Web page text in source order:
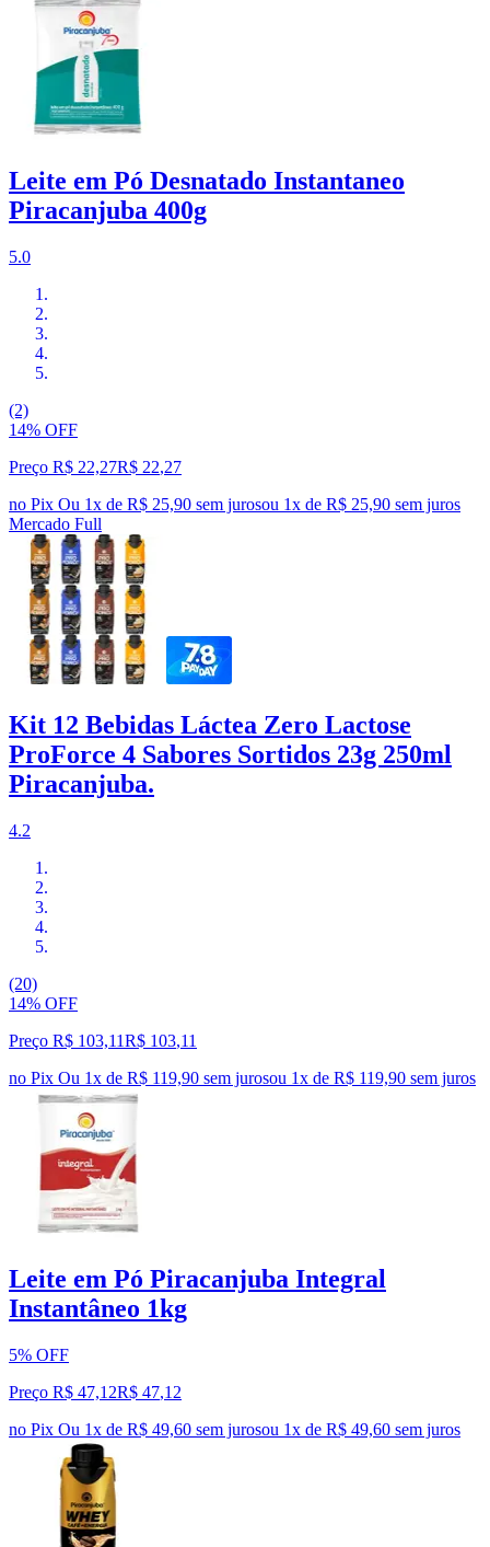
Leite em Pó Desnatado Instantaneo
Piracanjuba 400g
5.0
(2)
14% OFF
Preço R$ 22,27R$ 22,27
no Pix Ou 1x de R$ 25,90 sem jurosou 1x de R$ 25,90 sem juros
Mercado Full
Kit 12 Bebidas Láctea Zero Lactose
ProForce 4 Sabores Sortidos 23g 250ml
Piracanjuba.
4.2
(20)
14% OFF
Preço R$ 103,11R$ 103,11
no Pix Ou 1x de R$ 119,90 sem jurosou 1x de R$ 119,90 sem juros
Leite em Pó Piracanjuba Integral
Instantâneo 1kg
5% OFF
Preço R$ 47,12R$ 47,12
no Pix Ou 1x de R$ 49,60 sem jurosou 1x de R$ 49,60 sem juros